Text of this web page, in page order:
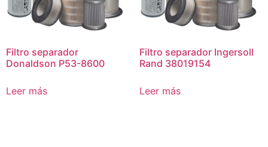
Filtro separador
Donaldson P53-8600
Leer más
Filtro separador Ingersoll
Rand 38019154
Leer más